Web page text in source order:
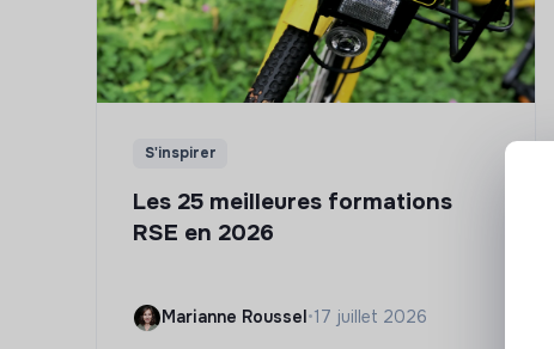
S'inspirer
Les 25 meilleures formations
RSE en 2026
Marianne Roussel•17 juillet 2026